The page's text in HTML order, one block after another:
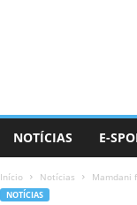
NOTÍCIAS E-
Início Notícias Mamdani
NOTÍCIAS